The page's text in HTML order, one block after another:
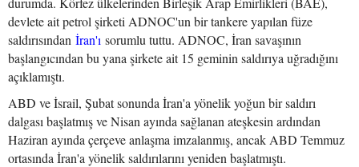
devlete ait petrol şirketi ADNOC'un bir tankere yapılan füze
saldırısından İran'ı sorumlu tuttu. ADNOC, İran savaşının
başlangıcından bu yana şirkete ait 15 geminin saldırıya uğradığını
açıklamıştı.
ABD ve İsrail, Şubat sonunda İran'a yönelik yoğun bir saldırı
dalgası başlatmış ve Nisan ayında sağlanan ateşkesin ardından
Haziran ayında çerçeve anlaşma imzalanmış, ancak ABD Temmuz
ortasında İran'a yönelik saldırılarını yeniden başlatmıştı.